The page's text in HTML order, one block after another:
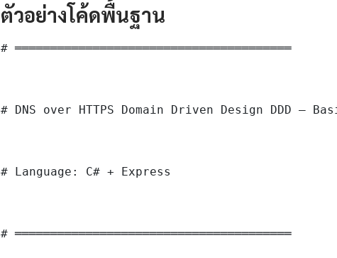
ตัวอย่างโค้ดพื้นฐาน
# ═══════════════════════════════════════
# DNS over HTTPS Domain Driven Design DDD —
# Language: C# + Express
# ═══════════════════════════════════════